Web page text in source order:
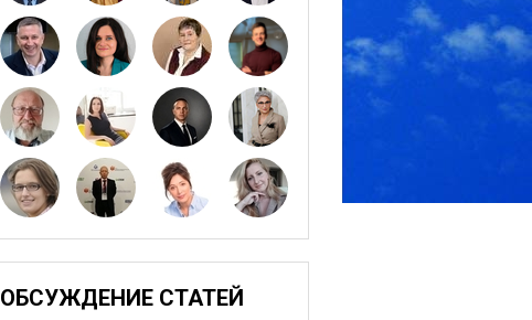
ОБСУЖДЕНИЕ СТАТЕЙ